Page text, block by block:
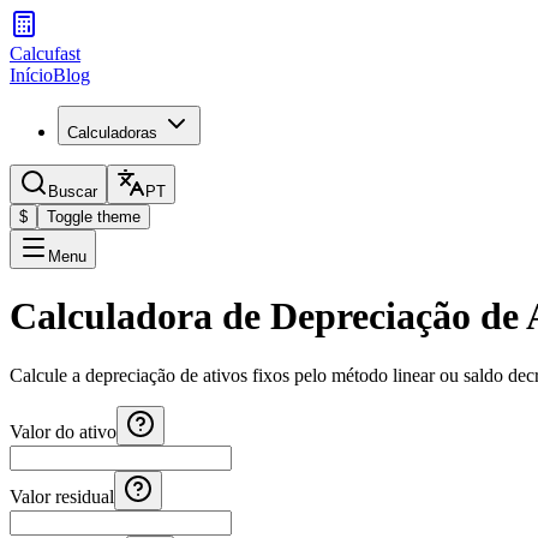
Calcufast
InícioBlog
Calculadoras
Buscar
PT
$
Toggle theme
Menu
Calculadora de Depreciação de
Calcule a depreciação de ativos fixos pelo método linear ou saldo
Valor do ativo
Valor residual